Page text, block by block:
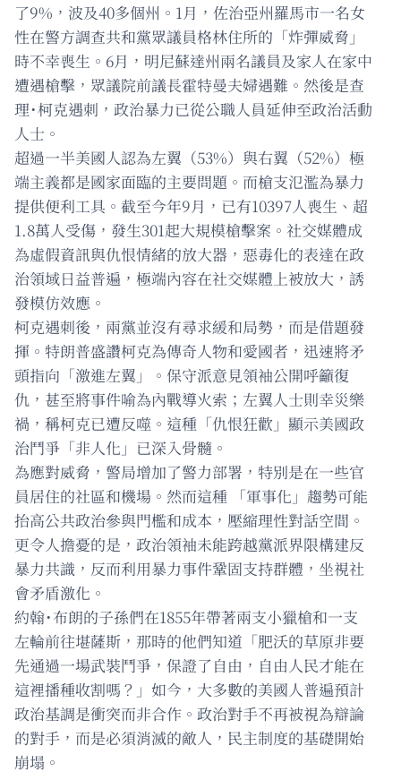
了9%，波及40多個州。1月，佐治亞州羅馬市一名女
性在警方調查共和黨眾議員格林住所的「炸彈威脅」
時不幸喪生。6月，明尼蘇達州兩名議員及家人在家中
遭遇槍擊，眾議院前議長霍特曼夫婦遇難。然後是查
理˙柯克遇刺，政治暴力已從公職人員延伸至政治活動
人士。
超過一半美國人認為左翼（53%）與右翼（52%）極
端主義都是國家面臨的主要問題。而槍支氾濫為暴力
提供便利工具。截至今年9月，已有10397人喪生、超
1.8萬人受傷，發生301起大規模槍擊案。社交媒體成
為虛假資訊與仇恨情緒的放大器，惡毒化的表達在政
治領域日益普遍，極端內容在社交媒體上被放大，誘
發模仿效應。
柯克遇刺後，兩黨並沒有尋求緩和局勢，而是借題發
揮。特朗普盛讚柯克為傳奇人物和愛國者，迅速將矛
頭指向「激進左翼」。保守派意見領袖公開呼籲復
仇，甚至將事件喻為內戰導火索；左翼人士則幸災樂
禍，稱柯克已遭反噬。這種「仇恨狂歡」顯示美國政
治鬥爭「非人化」已深入骨髓。
為應對威脅，警局增加了警力部署，特別是在一些官
員居住的社區和機場。然而這種 「軍事化」趨勢可能
抬高公共政治參與門檻和成本，壓縮理性對話空間。
更令人擔憂的是，政治領袖未能跨越黨派界限構建反
暴力共識，反而利用暴力事件鞏固支持群體，坐視社
會矛盾激化。
約翰˙布朗的子孫們在1855年帶著兩支小獵槍和一支
左輪前往堪薩斯，那時的他們知道「肥沃的草原非要
先通過一場武裝鬥爭，保證了自由，自由人民才能在
這裡播種收割嗎？」如今，大多數的美國人普遍預計
政治基調是衝突而非合作。政治對手不再被視為辯論
的對手，而是必須消滅的敵人，民主制度的基礎開始
崩塌。